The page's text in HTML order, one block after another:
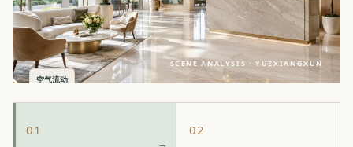
空气流动
SCENE ANALYSIS · YUEXIANGXUN
01 02